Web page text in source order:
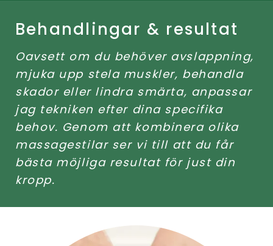
Behandlingar & resultat
Oavsett om du behöver avslappning,
mjuka upp stela muskler, behandla
skador eller lindra smärta, anpassar
jag tekniken efter dina specifika
behov. Genom att kombinera olika
massagestilar ser vi till att du får
bästa möjliga resultat för just din
kropp.